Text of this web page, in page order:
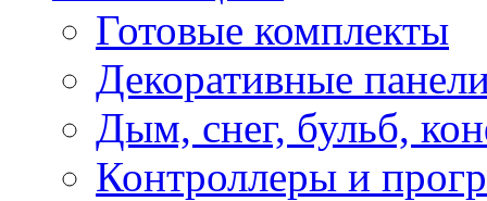
Готовые комплекты
Декоративные
Дым, снег, бульб,
Контроллеры и